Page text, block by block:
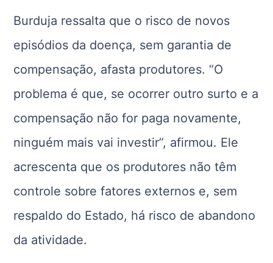
Burduja ressalta que o risco de novos
episódios da doença, sem garantia de
compensação, afasta produtores. “O
problema é que, se ocorrer outro surto e a
compensação não for paga novamente,
ninguém mais vai investir”, afirmou. Ele
acrescenta que os produtores não têm
controle sobre fatores externos e, sem
respaldo do Estado, há risco de abandono
da atividade.